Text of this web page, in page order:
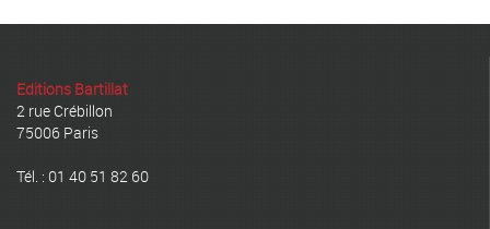
Editions Bartillat
2 rue Crébillon
75006 Paris
Tél. : 01 40 51 82 60